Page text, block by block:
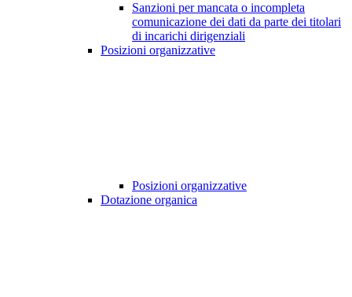
Sanzioni per mancata o incompleta
comunicazione dei dati da parte dei titolari
di incarichi dirigenziali
Posizioni organizzative
Posizioni organizzative
Dotazione organica